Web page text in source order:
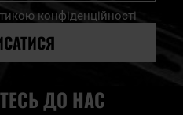
конфіденційності
ДО НАС